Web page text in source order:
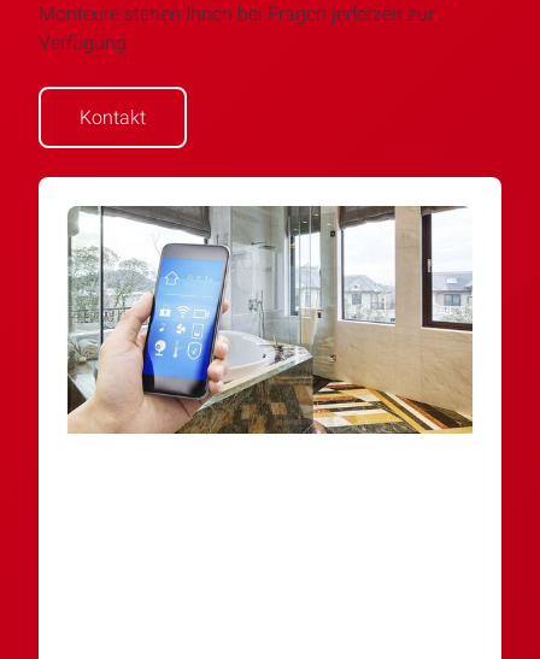
Monteure stehen Ihnen bei Fragen jederzeit zur
Verfügung.
Kontakt